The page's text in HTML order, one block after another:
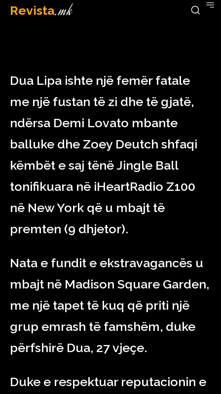
Revista.mk
December 10, 2022
Dua Lipa ishte një femër fatale
me një fustan të zi dhe të gjatë,
ndërsa Demi Lovato mbante
balluke dhe Zoey Deutch shfaqi
këmbët e saj tënë Jingle Ball
tonifikuara në iHeartRadio Z100
në New York që u mbajt të
premten (9 dhjetor).
Nata e fundit e ekstravagancës u
mbajt në Madison Square Garden,
me një tapet të kuq që priti një
grup emrash të famshëm, duke
përfshirë Dua, 27 vjeçe.
Duke e respektuar reputacionin e